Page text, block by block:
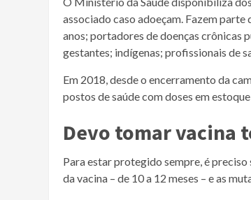
associado caso adoeçam. Fazem parte
anos; portadores de doenças crônicas
gestantes; indígenas; profissionais de
Em 2018, desde o encerramento da
postos de saúde com doses em
Devo tomar vacina
Para estar protegido sempre, é
da vacina – de 10 a 12 meses – e as